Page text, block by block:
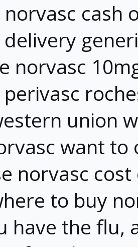
cash
norvasc
union
want to
norvasc
to buy
have the flu,